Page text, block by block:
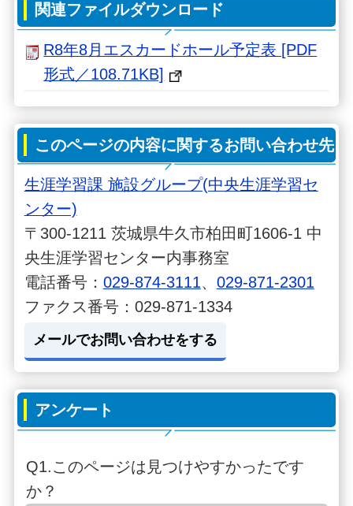
関連ファイルダウンロード
R8年8月エスカードホール予定表 [PDF
形式／108.71KB]
このページの内容に関するお問い合わせ先
生涯学習課 施設グループ(中央生涯学習セ
ンター)
〒300-1211 茨城県牛久市柏田町1606-1 中
央生涯学習センター内事務室
電話番号： 029-874-3111、 029-871-2301
ファクス番号：029-871-1334
メールでお問い合わせをする
アンケート
Q1.このページは見つけやすかったです
か？